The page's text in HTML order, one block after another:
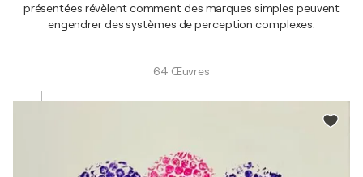
présentées révèlent comment des marques simples peuvent
engendrer des systèmes de perception complexes.
64 Œuvres